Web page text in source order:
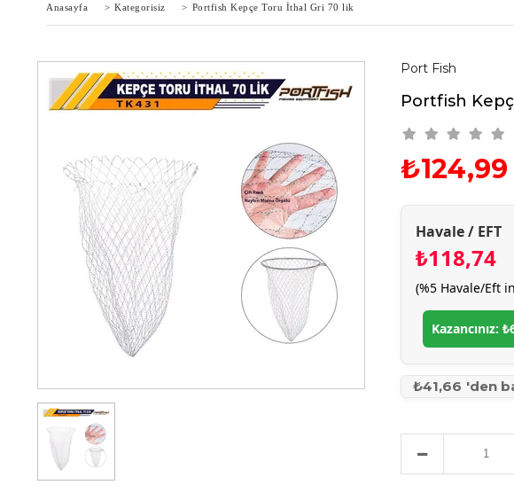
Anasayfa > Kategorisiz > Portfish Kepçe Toru İthal Gri 70 lik
Port Fish
Portfish
₺124,99
Havale / EFT
₺118,74
(%5 Havale/Eft
Kazancınız:
₺41,66 'den